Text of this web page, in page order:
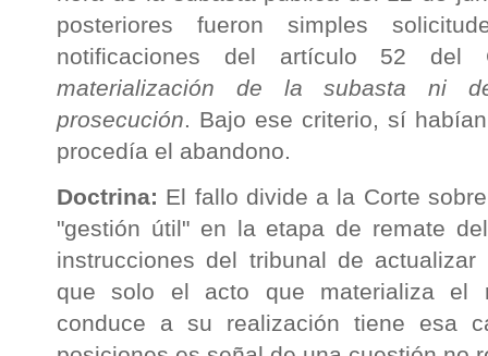
posteriores fueron simples
notificaciones del artículo 52
materialización de la subasta ni
prosecución. Bajo ese criterio, sí
procedía el abandono.
Doctrina: El fallo divide a la Corte
"gestión útil" en la etapa de remate
instrucciones del tribunal de
que solo el acto que materializa el
conduce a su realización tiene esa